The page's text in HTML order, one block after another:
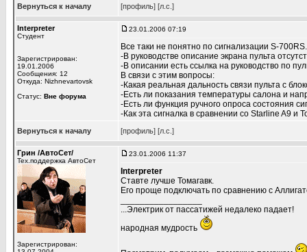
Вернуться к началу [профиль] [л.с.]
Interpreter
Студент
Зарегистрирован:
19.01.2006
Сообщения: 12
Откуда: Nizhnevartovsk
Статус: Вне форума
23.01.2006 07:19
Все таки не понятно по сигнализации S-700RS.
-В руководстве описание экрана пульта
-В описании есть ссылка на руководство по
В связи с этим вопросы:
-Какая реальная дальность связи пульта с
-Есть ли показания температуры салона и
-Есть ли функция ручного опроса состояния
-Как эта сигналка в сравнении со Starline A9 и
Вернуться к началу [профиль] [л.с.]
Грин /АвтоСет/
Тех.поддержка АвтоСет
Зарегистрирован:
23.01.2006 11:37
Interpreter
Ставте лучше Томагавк.
Его проще подключать по сравнению с
...Электрик от пассатижей недалеко падает!
народная мудрость